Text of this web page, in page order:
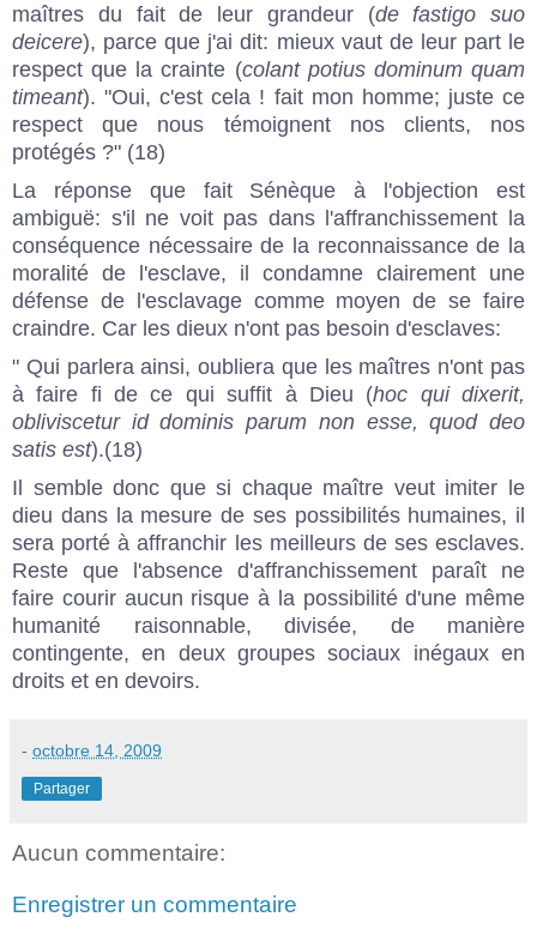
maîtres du fait de leur grandeur (de fastigo suo
deicere), parce que j'ai dit: mieux vaut de leur part le
respect que la crainte (colant potius dominum quam
timeant). "Oui, c'est cela ! fait mon homme; juste ce
respect que nous témoignent nos clients, nos
protégés ?" (18)
La réponse que fait Sénèque à l'objection est
ambiguë: s'il ne voit pas dans l'affranchissement la
conséquence nécessaire de la reconnaissance de la
moralité de l'esclave, il condamne clairement une
défense de l'esclavage comme moyen de se faire
craindre. Car les dieux n'ont pas besoin d'esclaves:
" Qui parlera ainsi, oubliera que les maîtres n'ont pas
à faire fi de ce qui suffit à Dieu (hoc qui dixerit,
obliviscetur id dominis parum non esse, quod deo
satis est).(18)
Il semble donc que si chaque maître veut imiter le
dieu dans la mesure de ses possibilités humaines, il
sera porté à affranchir les meilleurs de ses esclaves.
Reste que l'absence d'affranchissement paraît ne
faire courir aucun risque à la possibilité d'une même
humanité raisonnable, divisée, de manière
contingente, en deux groupes sociaux inégaux en
droits et en devoirs.
- octobre 14, 2009
Partager
Aucun commentaire:
Enregistrer un commentaire